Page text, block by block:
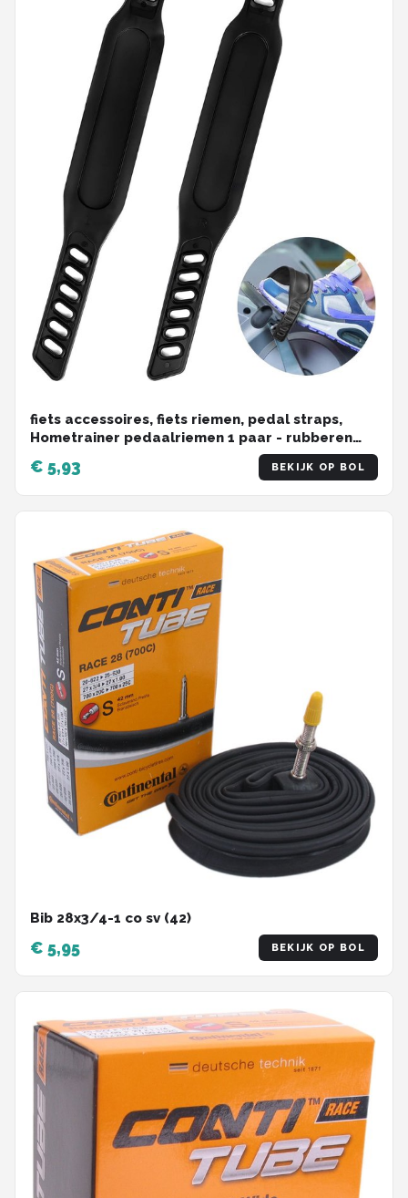
New Looxs
BBB Cycling
Schwalbe
Voltano
Shimano
Cortina
Alle merken →
fiets accessoires, fiets riemen, pedal straps,
Hometrainer pedaalriemen 1 paar - rubberen
pedaalriemen - verstelbare lengte universele
pedaalriem - rubberen antislip
hometraineronderdelen,
Krachtstationaccessoires
€ 5,93 BEKIJK OP BOL
Bib 28x3/4-1 co sv (42)
€ 5,95 BEKIJK OP BOL